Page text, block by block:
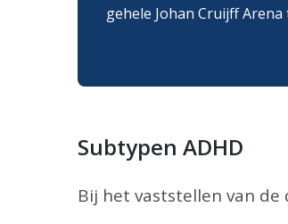
gehele Johan Cruijff Arena
Subtypen ADHD
Bij het vaststellen van